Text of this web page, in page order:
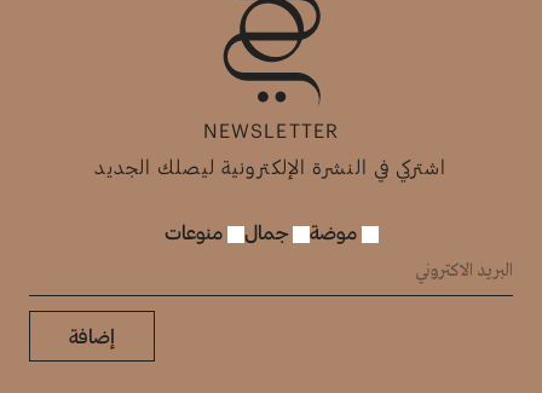
NEWSLETTER
اشتركي في النشرة الإلكترونية ليصلك الجديد
موضة جمال منوعات
إضافة